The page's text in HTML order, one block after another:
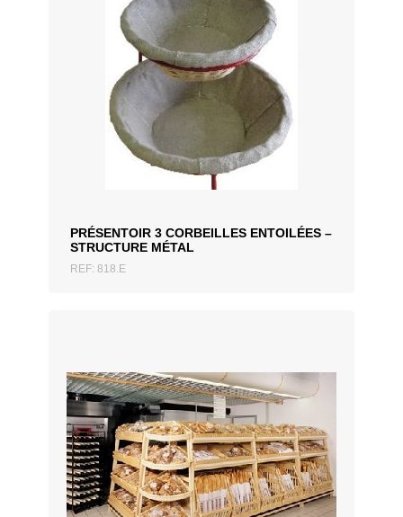
PRÉSENTOIR 3 CORBEILLES ENTOILÉES –
STRUCTURE MÉTAL
REF: 818.E
AJOUTER AU DEVIS